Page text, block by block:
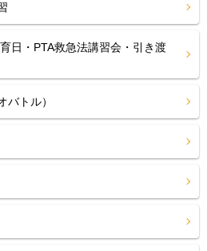
日・PTA救急法講習会・引き渡
バトル）